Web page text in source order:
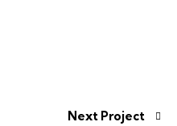
Next Project